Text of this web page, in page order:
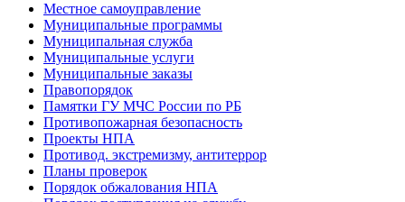
Местное самоуправление
Муниципальные программы
Муниципальная служба
Муниципальные услуги
Муниципальные заказы
Правопорядок
Памятки ГУ МЧС России по РБ
Противопожарная безопасность
Проекты НПА
Противод. экстремизму, антитеррор
Планы проверок
Порядок обжалования НПА